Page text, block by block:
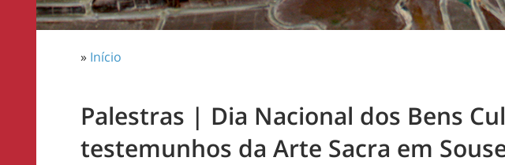
» Início
Palestras | Dia Nacional dos Bens
testemunhos da Arte Sacra em